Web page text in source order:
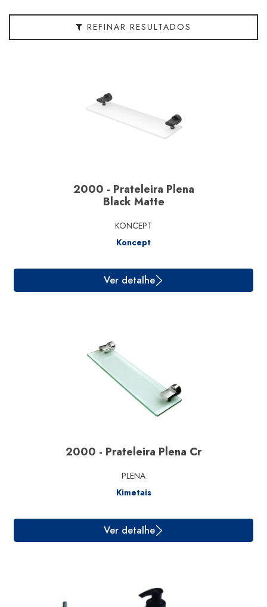
REFINAR RESULTADOS
2000 - Prateleira Plena
Black Matte
KONCEPT
Koncept
Ver detalhe
2000 - Prateleira Plena Cr
PLENA
Kimetais